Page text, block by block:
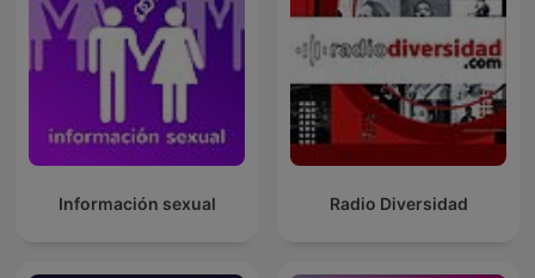
Información sexual Radio Diversidad